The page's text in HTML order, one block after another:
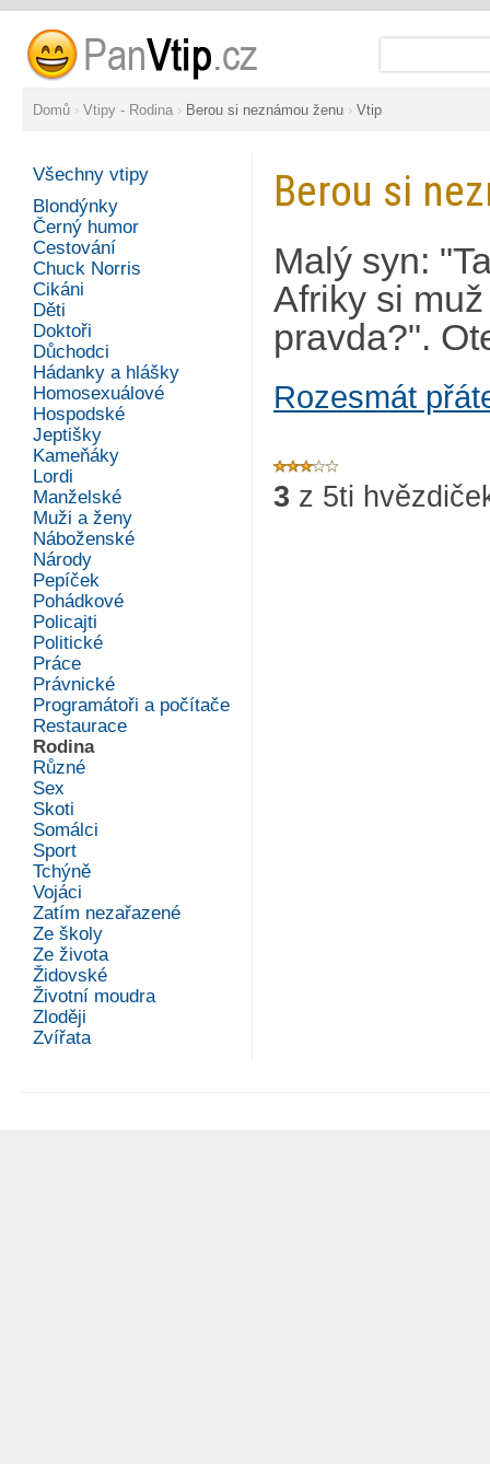
Domů › Vtipy - Rodina › Berou si neznámou ženu › Vtip
Všechny vtipy
Blondýnky
Černý humor
Cestování
Chuck Norris
Cikáni
Děti
Doktoři
Důchodci
Hádanky a hlášky
Homosexuálové
Hospodské
Jeptišky
Kameňáky
Lordi
Manželské
Muži a ženy
Náboženské
Národy
Pepíček
Pohádkové
Policajti
Politické
Práce
Právnické
Programátoři a počítače
Restaurace
Rodina
Různé
Sex
Skoti
Somálci
Sport
Tchýně
Vojáci
Zatím nezařazené
Ze školy
Ze života
Židovské
Životní moudra
Zloději
Zvířata
Berou si
Malý syn:
Afriky si
pravda?".
Rozesmát
3 z 5ti